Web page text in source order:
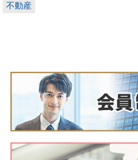
不動産